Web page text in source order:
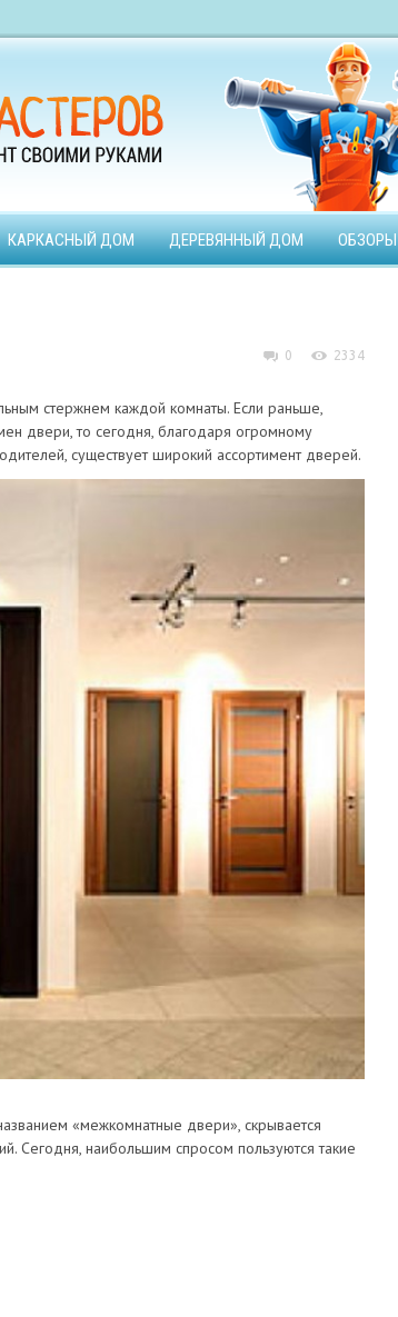
КАРКАСНЫЙ ДОМ ДЕРЕВЯННЫЙ ДОМ ОБЗОРЫ
0 2334
стержнем каждой комнаты. Если раньше,
двери, то сегодня, благодаря огромному
существует широкий ассортимент дверей.
«межкомнатные двери», скрывается
Сегодня, наибольшим спросом пользуются такие